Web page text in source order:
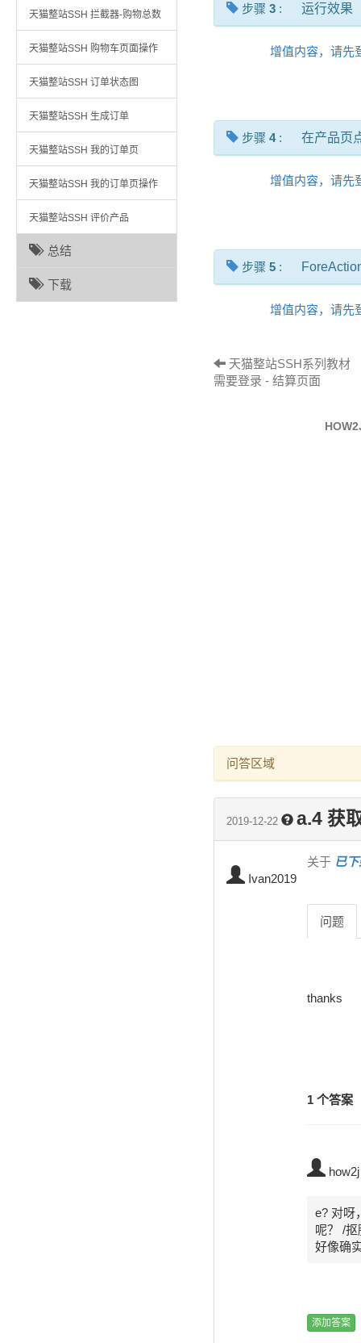
天猫整站SSH 拦截器-购物总数
天猫整站SSH 购物车页面操作
天猫整站SSH 订单状态图
天猫整站SSH 生成订单
天猫整站SSH 我的订单页
天猫整站SSH 我的订单页操作
天猫整站SSH 评价产品
总结
下载
步骤 3 : 运行效果
增值内容，请先
步骤 4: 在产品页
增值内容，请先
步骤 5 :
增值内容，请先
天猫整站SSH系列教材
需要登录 - 结算页面
问答区域
2019-12-22 a.4 获
Ivan2019
关于 已
问题
thanks
1 个答案
how2j
e? 对呀
呢？ /
好像确